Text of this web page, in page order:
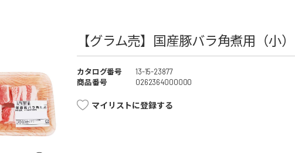
【グラム売】国産豚バラ角煮用（小
カタログ番号
13-15-23877
商品番号
0262364000000
マイリストに登録する